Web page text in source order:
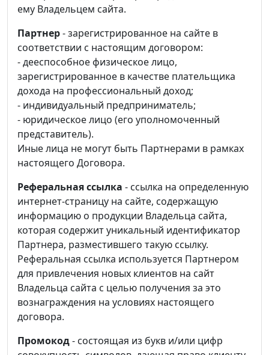
ему Владельцем сайта.
Партнер- зарегистрированное на сайте в
соответствии с настоящим договором:
- дееспособное физическое лицо,
зарегистрированное в качестве плательщика
дохода на профессиональный доход;
- индивидуальный предприниматель;
- юридическое лицо (его уполномоченный
представитель).
Иные лица не могут быть Партнерами в рамках
настоящего Договора.
Реферальная ссылка - ссылка на определенную
интернет-страницу на сайте, содержащую
информацию о продукции Владельца сайта,
которая содержит уникальный идентификатор
Партнера, разместившего такую ссылку.
Реферальная ссылка используется Партнером
для привлечения новых клиентов на сайт
Владельца сайта с целью получения за это
вознаграждения на условиях настоящего
договора.
Промокод- состоящая из букв и/или цифр